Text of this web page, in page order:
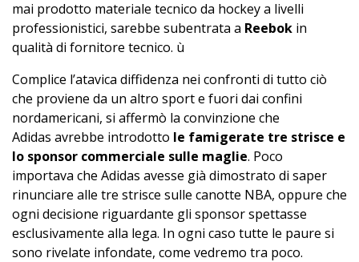
mai prodotto materiale tecnico da hockey a livelli
professionistici, sarebbe subentrata a Reebok in
qualità di fornitore tecnico. ù
Complice l’atavica diffidenza nei confronti di tutto ciò
che proviene da un altro sport e fuori dai confini
nordamericani, si affermò la convinzione che
Adidas avrebbe introdotto le famigerate tre strisce e
lo sponsor commerciale sulle maglie. Poco
importava che Adidas avesse già dimostrato di saper
rinunciare alle tre strisce sulle canotte NBA, oppure che
ogni decisione riguardante gli sponsor spettasse
esclusivamente alla lega. In ogni caso tutte le paure si
sono rivelate infondate, come vedremo tra poco.